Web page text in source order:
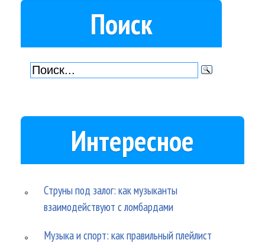
Поиск
Интересное
Струны под залог: как музыканты
взаимодействуют с ломбардами
Музыка и спорт: как правильный плейлист